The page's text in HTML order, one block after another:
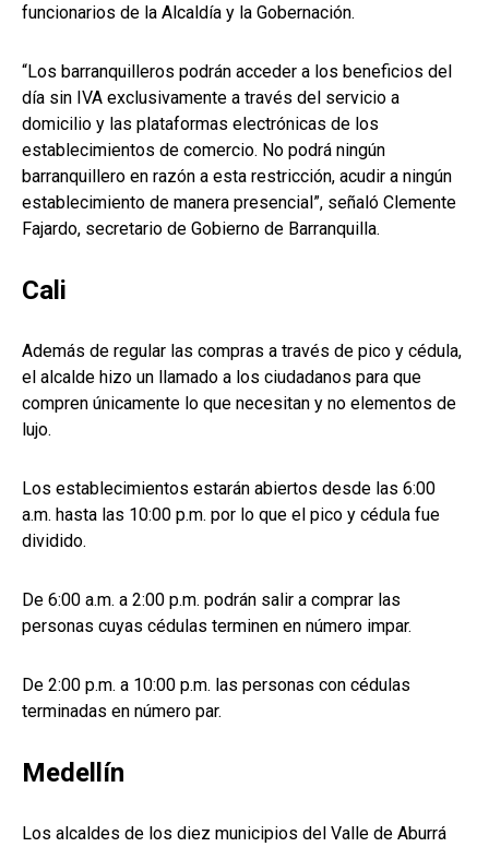
funcionarios de la Alcaldía y la Gobernación.
“Los barranquilleros podrán acceder a los beneficios del
día sin IVA exclusivamente a través del servicio a
domicilio y las plataformas electrónicas de los
establecimientos de comercio. No podrá ningún
barranquillero en razón a esta restricción, acudir a ningún
establecimiento de manera presencial”, señaló Clemente
Fajardo, secretario de Gobierno de Barranquilla.
Cali
Además de regular las compras a través de pico y cédula,
el alcalde hizo un llamado a los ciudadanos para que
compren únicamente lo que necesitan y no elementos de
lujo.
Los establecimientos estarán abiertos desde las 6:00
a.m. hasta las 10:00 p.m. por lo que el pico y cédula fue
dividido.
De 6:00 a.m. a 2:00 p.m. podrán salir a comprar las
personas cuyas cédulas terminen en número impar.
De 2:00 p.m. a 10:00 p.m. las personas con cédulas
terminadas en número par.
Medellín
Los alcaldes de los diez municipios del Valle de Aburrá